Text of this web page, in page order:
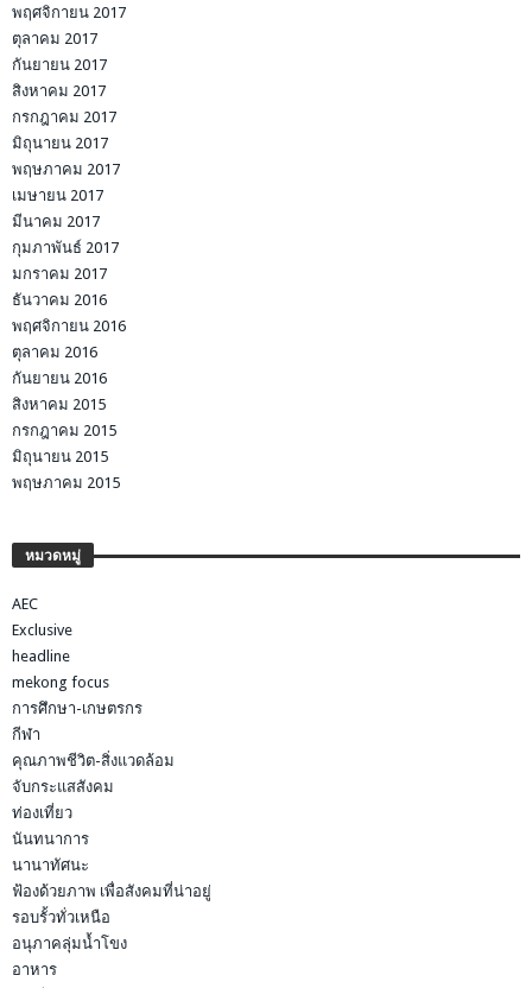
พฤศจิกายน 2017
ตุลาคม 2017
กันยายน 2017
สิงหาคม 2017
กรกฎาคม 2017
มิถุนายน 2017
พฤษภาคม 2017
เมษายน 2017
มีนาคม 2017
กุมภาพันธ์ 2017
มกราคม 2017
ธันวาคม 2016
พฤศจิกายน 2016
ตุลาคม 2016
กันยายน 2016
สิงหาคม 2015
กรกฎาคม 2015
มิถุนายน 2015
พฤษภาคม 2015
หมวดหมู่
AEC
Exclusive
headline
mekong focus
การศึกษา-เกษตรกร
กีฬา
คุณภาพชีวิต-สิ่งแวดล้อม
จับกระแสสังคม
ท่องเที่ยว
นันทนาการ
นานาทัศนะ
ฟ้องด้วยภาพ เพื่อสังคมที่น่าอยู่
รอบรั้วทั่วเหนือ
อนุภาคลุ่มน้ำโขง
อาหาร